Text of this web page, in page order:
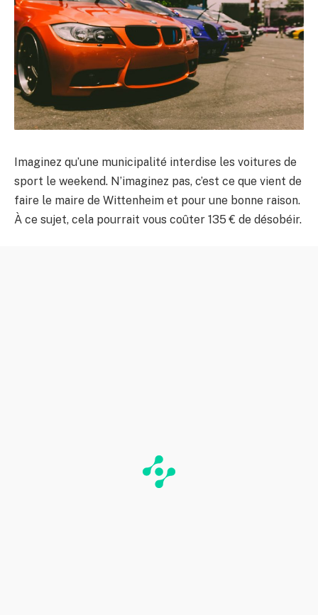
Imaginez qu’une municipalité interdise les voitures de
sport le weekend. N’imaginez pas, c’est ce que vient de
faire le maire de Wittenheim et pour une bonne raison.
À ce sujet, cela pourrait vous coûter 135 € de désobéir.